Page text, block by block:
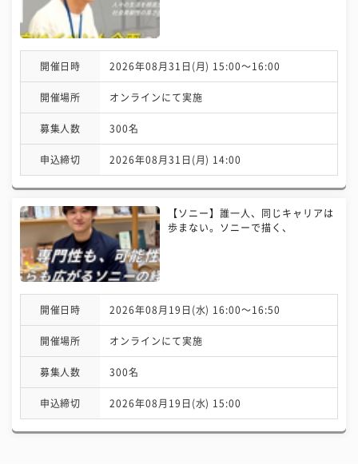
開催日時 2026年08月31日(月) 15:00〜16:00
開催場所 オンラインにて実施
募集人数 300名
申込締切 2026年08月31日(月) 14:00
【ソニー】誰一人、同じキャリアは
歩まない。ソニーで描く、
開催日時 2026年08月19日(水) 16:00〜16:50
開催場所 オンラインにて実施
募集人数 300名
申込締切 2026年08月19日(水) 15:00